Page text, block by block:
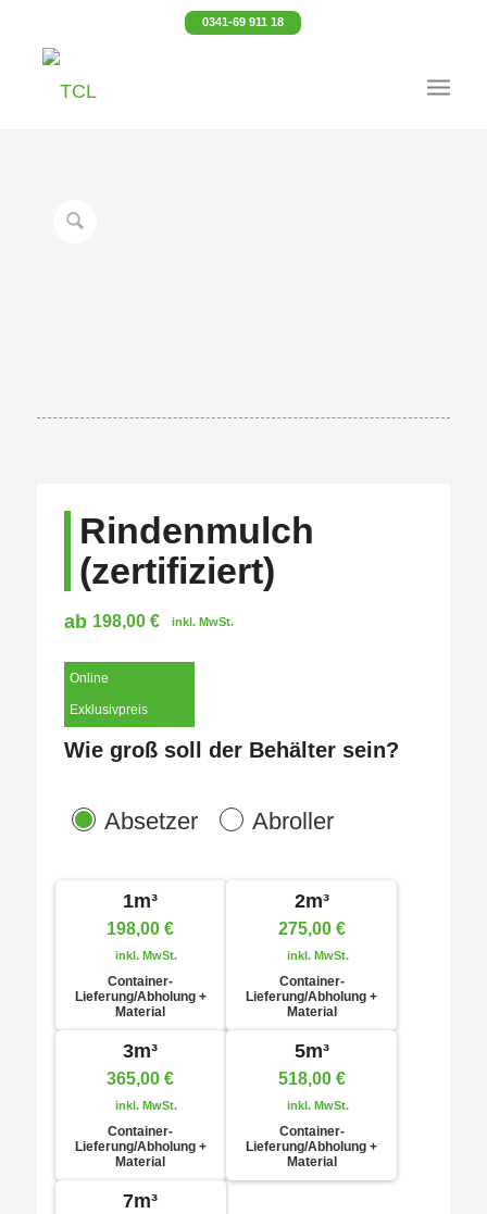
0341-69 911 18
Rindenmulch
(zertifiziert)
ab 198,00 € inkl. MwSt.
Online
Exklusivpreis
Wie groß soll der Behälter sein?
Absetzer Abroller
1m³
198,00€
inkl. MwSt.
Container-
Lieferung/Abholung +
Material
2m³
275,00 €
inkl. MwSt.
Container-
Lieferung/Abholung +
Material
3m³
365,00€
inkl. MwSt.
Container-
Lieferung/Abholung +
Material
5m³
518,00 €
inkl. MwSt.
Container-
Lieferung/Abholung +
Material
7m³